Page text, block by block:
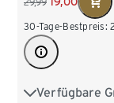
30-Tage-Bestpreis:
Verfügbare
38 40 42